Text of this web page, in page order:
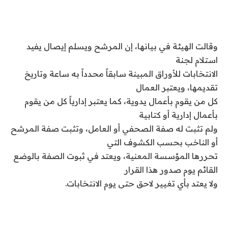
وقالت الهيئة في بيانها، إن المرشح ويسلم إيصال يفيد
استلام لجنة
الانتخابات للأوراق المبينة سابقاً محدداً به ساعة وتاريخ
تقديمها، ويعتبر العمال
كل من يقوم بأعمال يدوية، كما يعتبر إدارياً كل من يقوم
بأعمال إدارية أو كتابية
ولم تثبت له صفة الصحفي أو العامل، وتثبت صفة المرشح
أو الناخب بحسب الكشوف التي
تحررها المؤسسة المعنية، ويعتد في ثبوت الصفة بالوضع
القائم يوم صدور هذا القرار
ولا يعتد بأي تغيير لاحق حتى يوم الانتخابات.